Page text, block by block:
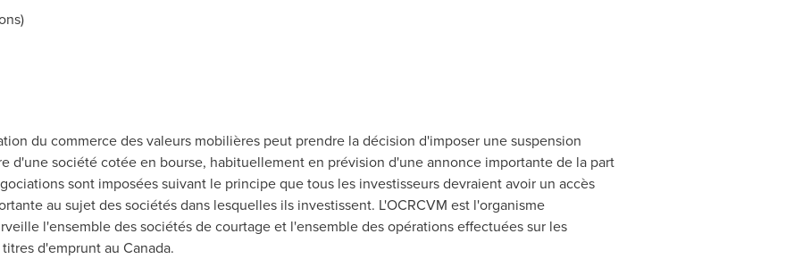
du commerce des valeurs mobilières peut prendre la décision d'imposer une suspension
d'une société cotée en bourse, habituellement en prévision d'une annonce importante de la part
sont imposées suivant le principe que tous les investisseurs devraient avoir un accès
au sujet des sociétés dans lesquelles ils investissent. L'OCRCVM est l'organisme
l'ensemble des sociétés de courtage et l'ensemble des opérations effectuées sur les
d'emprunt au Canada.